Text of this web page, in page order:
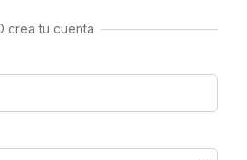
crea tu cuenta